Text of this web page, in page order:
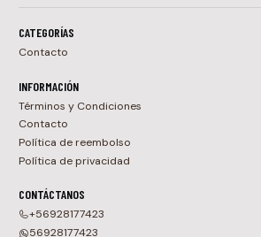
CATEGORÍAS
Contacto
INFORMACIÓN
Términos y Condiciones
Contacto
Política de reembolso
Política de privacidad
CONTÁCTANOS
+56928177423
56928177423